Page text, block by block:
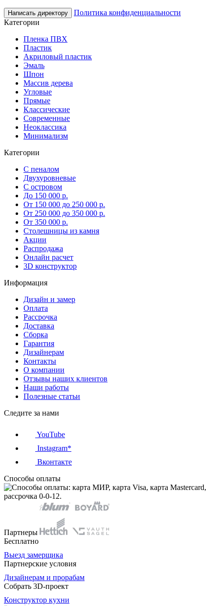
Написать директору
Политика конфиденциальности
Категории
Пленка ПВХ
Пластик
Акриловый пластик
Эмаль
Шпон
Массив дерева
Угловые
Прямые
Классические
Современные
Неоклассика
Минимализм
Категории
С пеналом
Двухуровневые
С островом
До 150 000 р.
От 150 000 до 250 000 р.
От 250 000 до 350 000 р.
От 350 000 р.
Столешницы из камня
Акции
Распродажа
Онлайн расчет
3D конструктор
Информация
Дизайн и замер
Оплата
Рассрочка
Доставка
Сборка
Гарантия
Дизайнерам
Контакты
О компании
Отзывы наших клиентов
Наши работы
Полезные статьи
Следите за нами
YouTube
Instagram*
Вконтакте
Способы оплаты
Партнеры
Бесплатно
Выезд замерщика
Партнерские условия
Дизайнерам и прорабам
Собрать 3D-проект
Конструктор кухни